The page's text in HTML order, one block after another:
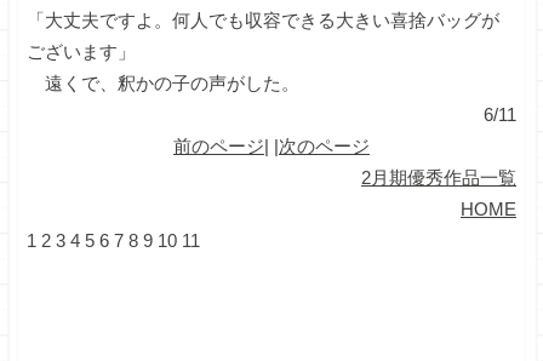
「大丈夫ですよ。何人でも収容できる大きい喜捨バッグが
ございます」
遠くで、釈かの子の声がした。
6/11
前のページ| |次のページ
2月期優秀作品一覧
HOME
1 2 3 4 5 6 7 8 9 10 11